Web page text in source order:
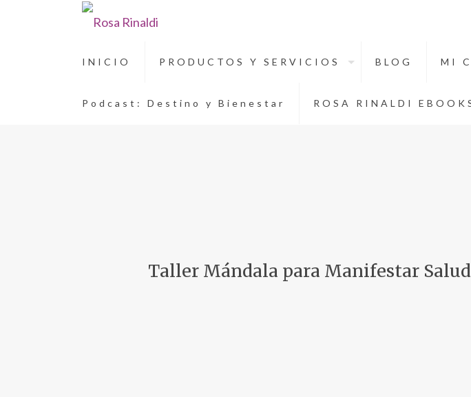
INICIO PRODUCTOS Y SERVICIOS BLOG MI
Podcast: Destino y Bienestar ROSA RINALDI
Taller Mándala para Manifestar Salud